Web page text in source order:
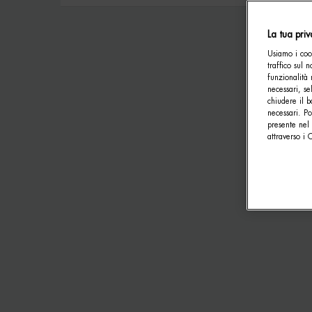
La tua
Usiamo i
traffico sul
funzionalità
necessari,
chiudere il
necessari.
presente
attraverso i